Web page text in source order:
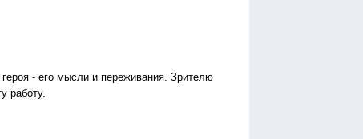
- его мысли и переживания. Зрителю
работу.